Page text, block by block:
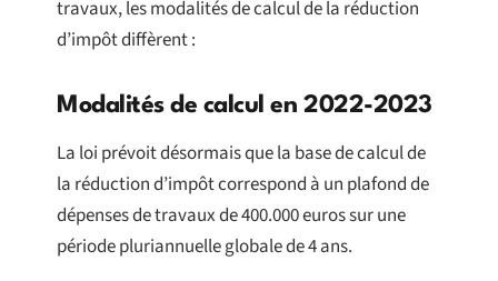
travaux, les modalités de calcul de la réduction
d’impôt diffèrent :
Modalités de calcul en 2022-2023
La loi prévoit désormais que la base de calcul de
la réduction d’impôt correspond à un plafond de
dépenses de travaux de 400.000 euros sur une
période pluriannuelle globale de 4 ans.